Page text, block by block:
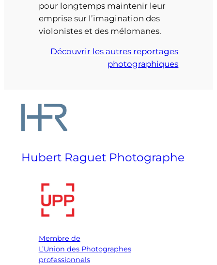
pour longtemps maintenir leur
emprise sur l’imagination des
violonistes et des mélomanes.
Découvrir les autres reportages
photographiques
Hubert Raguet Photographe
Membre de
L’Union des Photographes
professionnels